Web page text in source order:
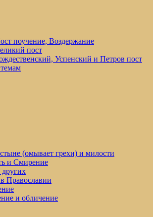
поучение, Воздержание
пост
Успенский и Петров пост
(омывает грехи) и милости
и Смирение
Православии
и обличение